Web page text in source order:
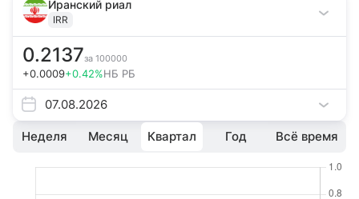
Иранский риал
IRR
0.2137за 100000
+0.0009+0.42%НБ РБ
07.08.2026
Неделя Месяц Квартал Год Всё время